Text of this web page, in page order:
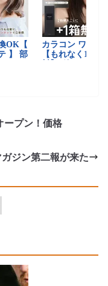
プン！価格
ジン第二報が来た